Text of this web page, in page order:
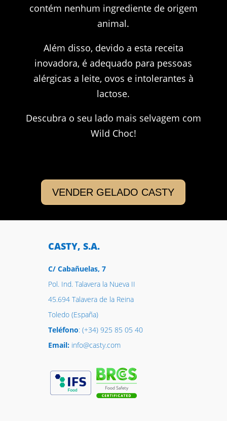
contém nenhum ingrediente de origem
animal.
Além disso, devido a esta receita
inovadora, é adequado para pessoas
alérgicas a leite, ovos e intolerantes à
lactose.
Descubra o seu lado mais selvagem com
Wild Choc!
VENDER GELADO CASTY
CASTY, S.A.
C/ Cabañuelas, 7
Pol. Ind. Talavera la Nueva II
45.694 Talavera de la Reina
Toledo (España)
Teléfono: (+34) 925 85 05 40
Email:info@casty.com